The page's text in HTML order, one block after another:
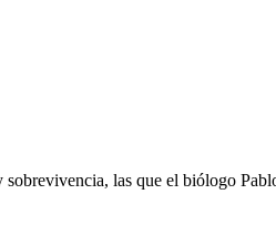
las que el biólogo